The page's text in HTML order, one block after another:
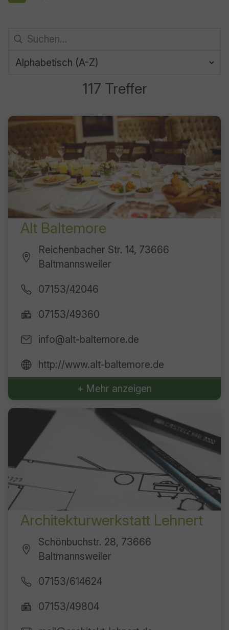
117 Treffer
117 Ergebnisse gefunden
Alt Baltemore
Reichenbacher Str. 14, 73666
Baltmannsweiler
07153/42046
07153/49360
info@alt-baltemore.de
http://www.alt-baltemore.de
+ Mehr anzeigen
Architekturwerkstatt Lehnert
Schönbuchstr. 28, 73666
Baltmannsweiler
07153/614624
07153/49804